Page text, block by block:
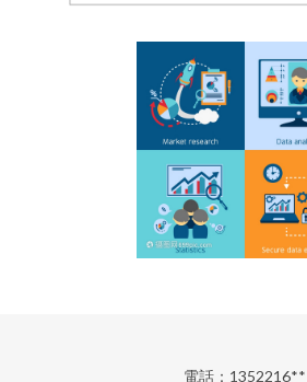
電話：1352216**